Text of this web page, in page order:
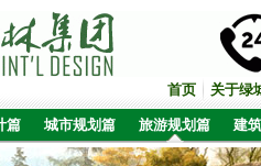
首页 关于绿
篇 城市规划篇 旅游规划篇 建